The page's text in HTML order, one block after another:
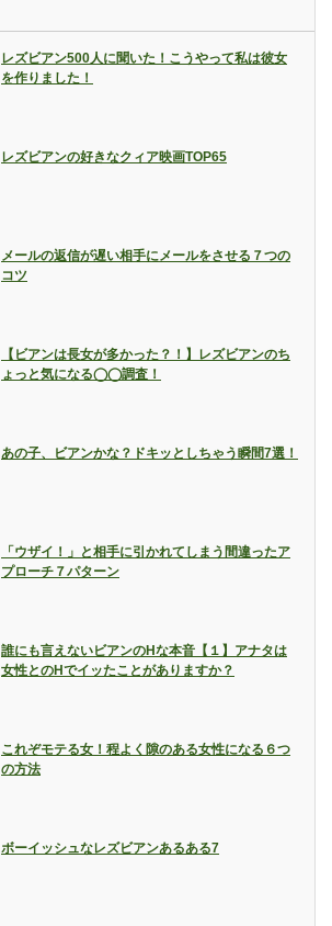
レズビアン500人に聞いた！こうやって私は彼女
を作りました！
レズビアンの好きなクィア映画TOP65
メールの返信が遅い相手にメールをさせる７つの
コツ
【ビアンは長女が多かった？！】レズビアンのち
ょっと気になる◯◯調査！
あの子、ビアンかな？ドキッとしちゃう瞬間7選！
「ウザイ！」と相手に引かれてしまう間違ったア
プローチ７パターン
誰にも言えないビアンのHな本音【１】アナタは
女性とのHでイッたことがありますか？
これぞモテる女！程よく隙のある女性になる６つ
の方法
ボーイッシュなレズビアンあるある7